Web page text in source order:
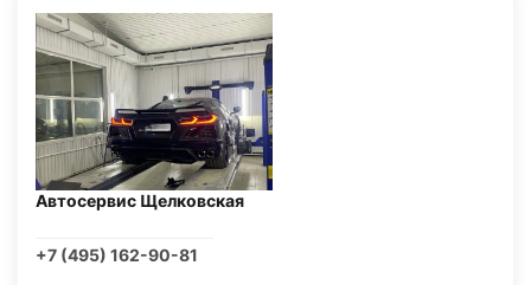
Автосервис Щелковская
+7 (495) 162-90-81